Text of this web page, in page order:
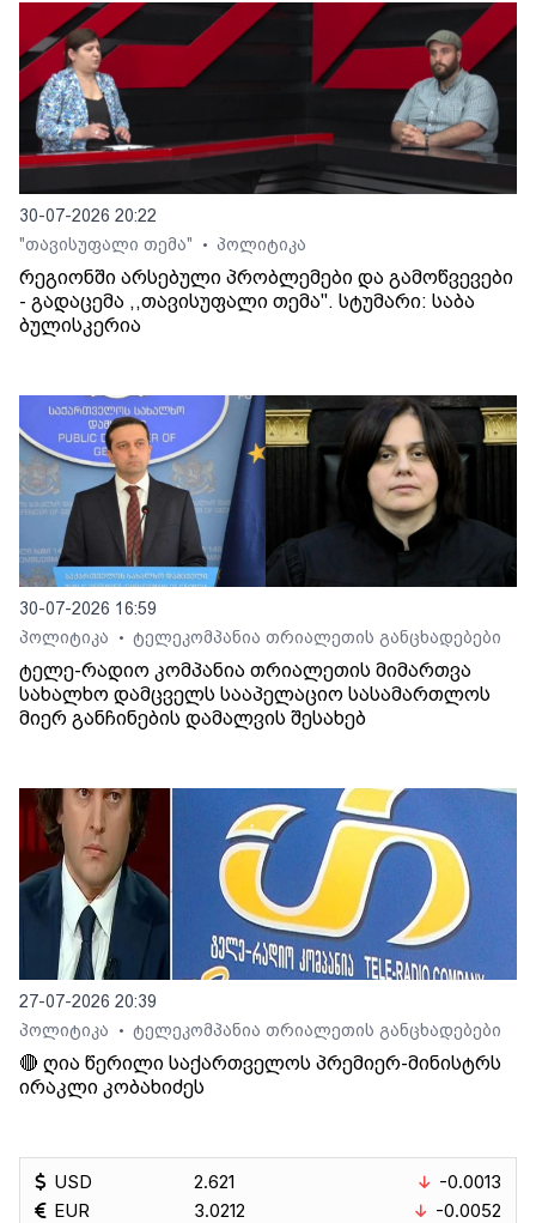
30-07-2026 20:22
"თავისუფალი თემა"
• პოლიტიკა
რეგიონში არსებული პრობლემები და გამოწვევები
- გადაცემა ,,თავისუფალი თემა". სტუმარი: საბა
ბულისკერია
30-07-2026 16:59
პოლიტიკა
• ტელეკომპანია თრიალეთის განცხადებები
ტელე-რადიო კომპანია თრიალეთის მიმართვა
სახალხო დამცველს სააპელაციო სასამართლოს
მიერ განჩინების დამალვის შესახებ
27-07-2026 20:39
პოლიტიკა
• ტელეკომპანია თრიალეთის განცხადებები
🔴 ღია წერილი საქართველოს პრემიერ-მინისტრს
ირაკლი კობახიძეს
USD
EUR
2.621
3.0212
-0.0013
-0.0052